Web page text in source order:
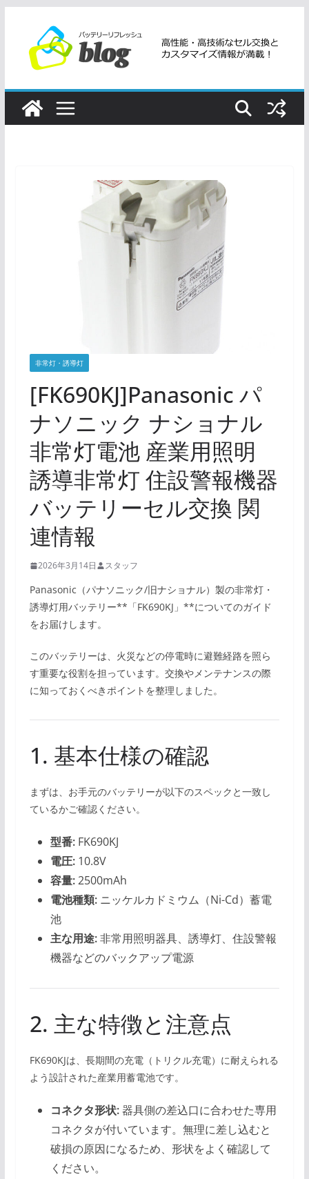
ツ
非常灯・誘導灯
[FK690KJ]Panasonic パ
ナソニック ナショナル
非常灯電池 産業用照明
誘導非常灯 住設警報機器
バッテリーセル交換 関
連情報
2026年3月14日 スタッフ
Panasonic（パナソニック/旧ナショナル）製の非常灯・
誘導灯用バッテリー**「FK690KJ」**についてのガイド
をお届けします。
このバッテリーは、火災などの停電時に避難経路を照ら
す重要な役割を担っています。交換やメンテナンスの際
に知っておくべきポイントを整理しました。
1. 基本仕様の確認
まずは、お手元のバッテリーが以下のスペックと一致し
ているかご確認ください。
型番:FK690KJ
電圧:10.8V
容量:2500mAh
電池種類:ニッケルカドミウム（Ni-Cd）蓄電
池
主な用途:非常用照明器具、誘導灯、住設警報
機器などのバックアップ電源
2. 主な特徴と注意点
FK690KJは、長期間の充電（トリクル充電）に耐えられる
よう設計された産業用蓄電池です。
コネクタ形状:器具側の差込口に合わせた専用
コネクタが付いています。無理に差し込むと
破損の原因になるため、形状をよく確認して
ください。